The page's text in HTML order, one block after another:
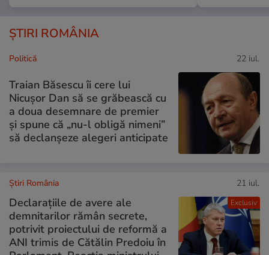
ȘTIRI ROMÂNIA
Politică 22 iul.
Traian Băsescu îi cere lui
Nicușor Dan să se grăbească cu
a doua desemnare de premier
și spune că „nu-l obligă nimeni”
să declanșeze alegeri anticipate
Exclusiv
Știri România 21 iul.
Declarațiile de avere ale
demnitarilor rămân secrete,
potrivit proiectului de reformă a
ANI trimis de Cătălin Predoiu în